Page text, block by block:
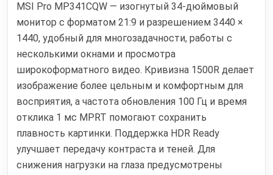
MSI Pro MP341CQW — изогнутый 34-дюймовый
монитор с форматом 21:9 и разрешением 3440 ×
1440, удобный для многозадачности, работы с
несколькими окнами и просмотра
широкоформатного видео. Кривизна 1500R делает
изображение более цельным и комфортным для
восприятия, а частота обновления 100 Гц и время
отклика 1 мс MPRT помогают сохранить
плавность картинки. Поддержка HDR Ready
улучшает передачу контраста и теней. Для
снижения нагрузки на глаза предусмотрены